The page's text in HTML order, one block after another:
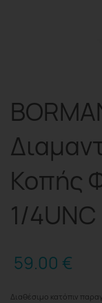
Κοπής
1/4UNC
59.00 €
Διαθέσιμο κατόπιν